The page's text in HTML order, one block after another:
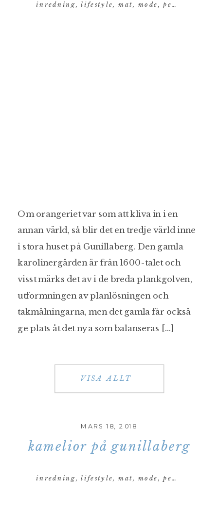
Om orangeriet var som att kliva in i en
annan värld, så blir det en tredje värld inne
i stora huset på Gunillaberg. Den gamla
karolinergården är från 1600-talet och
visst märks det av i de breda plankgolven,
utformningen av planlösningen och
takmålningarna, men det gamla får också
ge plats åt det nya som balanseras […]
inredning,lifestyle,mat, mode,personligt
VISA ALLT
kamelior på gunillaberg
MARS 18, 2018
inredning,lifestyle,mat, mode,personligt